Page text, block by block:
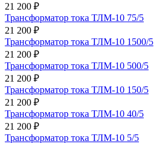
21 200 ₽
Трансформатор тока ТЛМ-10 75/5
21 200 ₽
Трансформатор тока ТЛМ-10 1500/5
21 200 ₽
Трансформатор тока ТЛМ-10 500/5
21 200 ₽
Трансформатор тока ТЛМ-10 150/5
21 200 ₽
Трансформатор тока ТЛМ-10 40/5
21 200 ₽
Трансформатор тока ТЛМ-10 5/5